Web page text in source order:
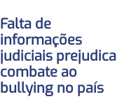
Falta de
informações
judiciais prejudica
combate ao
bullying no país